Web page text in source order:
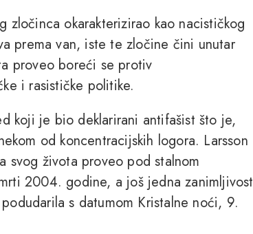
okarakterizirao kao nacističkog
prema van, iste te zločine čini unutar
proveo boreći se protiv
i rasističke politike.
koji je bio deklarirani antifašist što je,
od koncentracijskih logora. Larsson
života proveo pod stalnom
2004. godine, a još jedna zanimljivost
s datumom Kristalne noći, 9.